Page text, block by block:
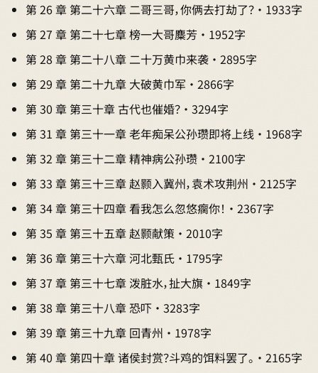
第 26 章 第二十六章 二哥三哥，你俩去打劫了？ · 1933字
第 27 章 第二十七章 榜一大哥麋芳 · 1952字
第 28 章 第二十八章 二十万黄巾来袭 · 2895字
第 29 章 第二十九章 大破黄巾军 · 2866字
第 30 章 第三十章 古代也催婚？ · 3294字
第 31 章 第三十一章 老年痴呆公孙瓒即将上线 · 1968字
第 32 章 第三十二章 精神病公孙瓒 · 2100字
第 33 章 第三十三章 赵颢入冀州，袁术攻荆州 · 2125字
第 34 章 第三十四章 看我怎么忽悠瘸你！ · 2367字
第 35 章 第三十五章 赵颢献策 · 2010字
第 36 章 第三十六章 河北甄氏 · 1795字
第 37 章 第三十七章 泼脏水，扯大旗 · 1849字
第 38 章 第三十八章 恐吓 · 3283字
第 39 章 第三十九章 回青州 · 1978字
第 40 章 第四十章 诸侯封赏？斗鸡的饵料罢了。 · 2165字